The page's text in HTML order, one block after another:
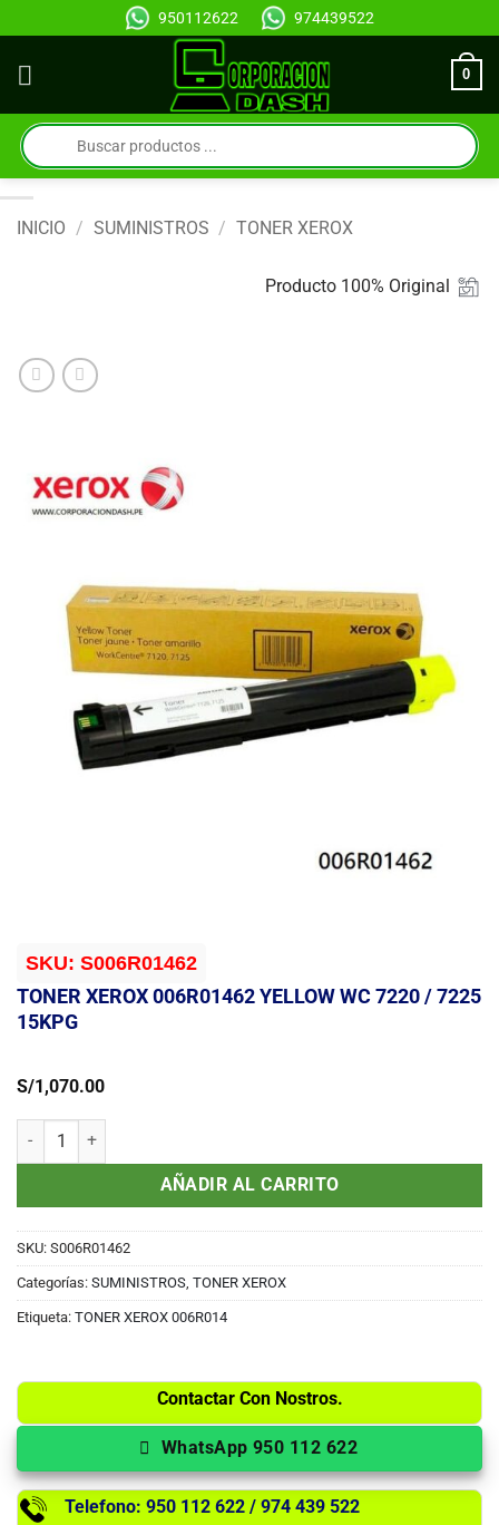
al
contenido
950112622 974439522
0
Búsqueda
de
productos
INICIO / SUMINISTROS / TONER XEROX
Producto 100% Original
SKU: S006R01462
TONER XEROX 006R01462 YELLOW WC 7220 / 7225
15KPG
S/1,070.00
TONER XEROX 006R01462 YELLOW WC 7220 / 7225 15KPG
AÑADIR AL CARRITO
SKU: S006R01462
Categorías: SUMINISTROS TONER XEROX
Etiqueta: TONER XEROX 006R014
Contactar Con Nostros.
WhatsApp 950 112 622
Telefono: 950 112 622 / 974 439 522